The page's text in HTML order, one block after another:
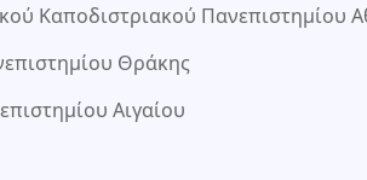
Καποδιστριακού Πανεπιστημίου
Θράκης
Αιγαίου